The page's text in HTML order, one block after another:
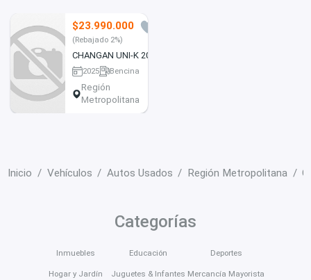
$23.990.000
(Rebajado 2%)
CHANGAN UNI-K 2025
2025
Bencina
8343 km
Región
Metropolitana
Inicio Vehículos Autos Usados Región Metropolitana
Categorías
Inmuebles
Hogar y Jardín
Educación
Juguetes & Infantes
Deportes
Mercancía Mayorista